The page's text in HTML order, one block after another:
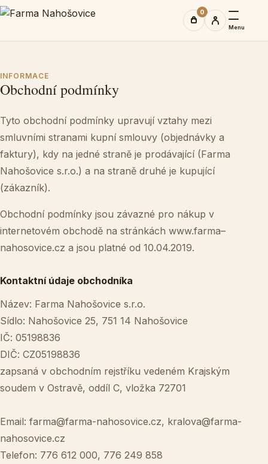
0
Menu
INFORMACE
Obchodní podmínky
Tyto obchodní podmínky upravují vztahy mezi
smluvními stranami kupní smlouvy (objednávky a
faktury), kdy na jedné straně je prodávající (Farma
Nahošovice s.r.o.) a na straně druhé je kupující
(zákazník).
Obchodní podmínky jsou závazné pro nákup v
internetovém obchodě na stránkách www.farma–
nahosovice.cz a jsou platné od 10.04.2019.
Kontaktní údaje obchodníka
Název: Farma Nahošovice s.r.o.
Sídlo: Nahošovice 25, 751 14 Nahošovice
IČ: 05198836
DIČ: CZ05198836
zapsaná v obchodním rejstříku vedeném Krajským
soudem v Ostravě, oddíl C, vložka 72701
Email: farma@farma-nahosovice.cz, kralova@farma-
nahosovice.cz
Telefon: 776 612 000, 776 249 858